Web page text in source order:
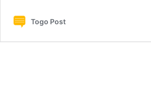
Togo Post